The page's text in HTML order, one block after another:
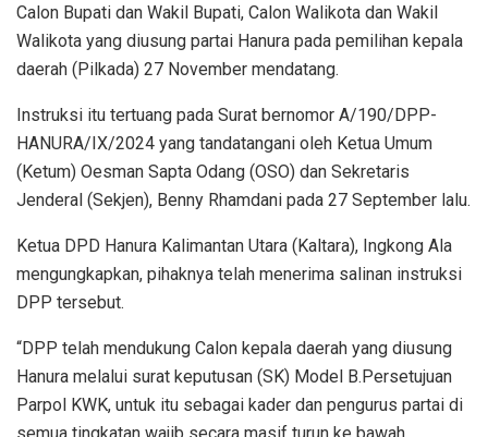
Calon Bupati dan Wakil Bupati, Calon Walikota dan Wakil
Walikota yang diusung partai Hanura pada pemilihan kepala
daerah (Pilkada) 27 November mendatang.
Instruksi itu tertuang pada Surat bernomor A/190/DPP-
HANURA/IX/2024 yang tandatangani oleh Ketua Umum
(Ketum) Oesman Sapta Odang (OSO) dan Sekretaris
Jenderal (Sekjen), Benny Rhamdani pada 27 September lalu.
Ketua DPD Hanura Kalimantan Utara (Kaltara), Ingkong Ala
mengungkapkan, pihaknya telah menerima salinan instruksi
DPP tersebut.
“DPP telah mendukung Calon kepala daerah yang diusung
Hanura melalui surat keputusan (SK) Model B.Persetujuan
Parpol KWK, untuk itu sebagai kader dan pengurus partai di
semua tingkatan wajib secara masif turun ke bawah